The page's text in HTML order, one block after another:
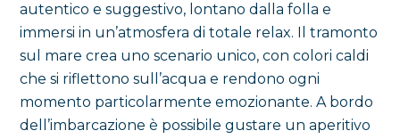
autentico e suggestivo, lontano dalla folla e
immersi in un’atmosfera di totale relax. Il tramonto
sul mare crea uno scenario unico, con colori caldi
che si riflettono sull’acqua e rendono ogni
momento particolarmente emozionante. A bordo
dell’imbarcazione è possibile gustare un aperitivo